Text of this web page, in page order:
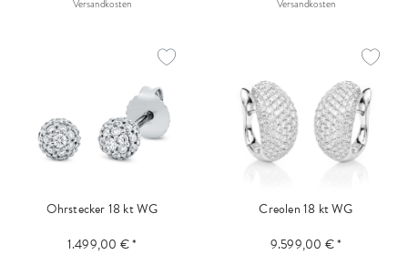
Versandkosten Versandkosten
Ohrstecker 18 kt WG
1.499,00 € *
Creolen 18 kt WG
9.599,00 € *